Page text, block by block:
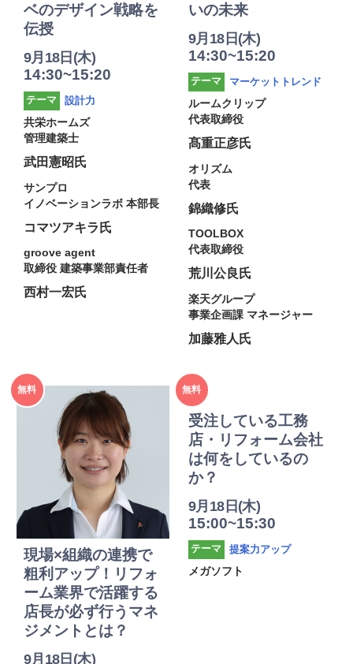
ベのデザイン戦略を
伝授
9月18日(木)
14:30~15:20
テーマ
設計力
共栄ホームズ
管理建築士
武田憲昭氏
サンプロ
イノベーションラボ 本部長
コマツアキラ氏
groove agent
取締役 建築事業部責任者
西村一宏氏
いの未来
9月18日(木)
14:30~15:20
テーマ
マーケットトレンド
ルームクリップ
代表取締役
髙重正彦氏
オリズム
代表
錦織修氏
TOOLBOX
代表取締役
荒川公良氏
楽天グループ
事業企画課 マネージャー
加藤雅人氏
2025年
度
無料
現場×組織の連携で
粗利アップ！リフォ
ーム業界で活躍する
店長が必ず行うマネ
ジメントとは？
9月18日(木)
2025年
度
無料
受注している工務
店・リフォーム会社
は何をしているの
か？
9月18日(木)
15:00~15:30
テーマ
提案力アップ
メガソフト